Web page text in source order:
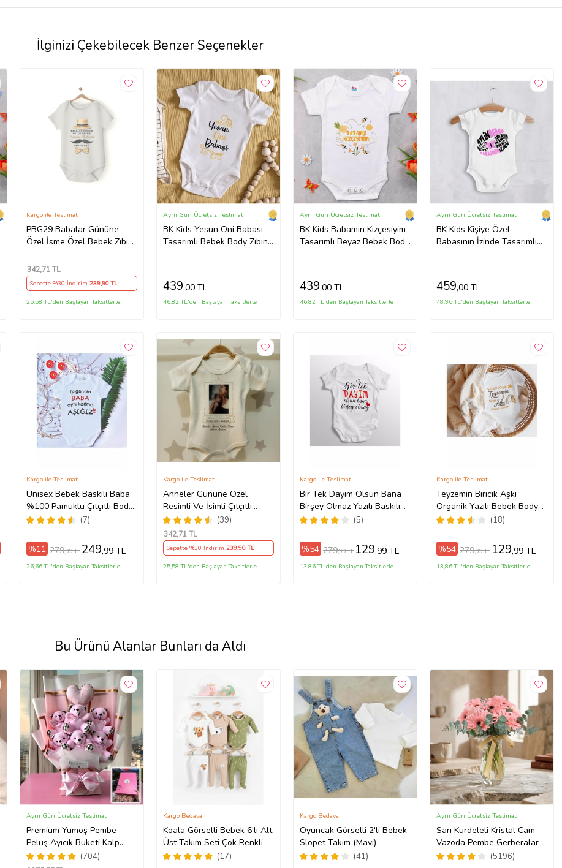
İlginizi Çekebilecek Benzer Seçenekler
PBG29 Babalar Gününe
Özel İsme Özel Bebek Zıbın
Kargo ile Teslimat
342,71 TL
Sepette %30 İndirim 239,90 TL
25,58 TL'den Başlayan Taksitlerle
BK Kids Yesun Oni Babası
Tasarımlı Bebek Body Zıbın -
Aynı Gün Ücretsiz Teslimat
439,00 TL
46,82 TL'den Başlayan Taksitlerle
BK Kids Babamın Kızçesiyim
Tasarımlı Beyaz Bebek Body
Aynı Gün Ücretsiz Teslimat
439,00 TL
46,82 TL'den Başlayan Taksitlerle
BK Kids Kişiye Özel
Babasının İzinde Tasarımlı
Aynı Gün Ücretsiz Teslimat
459,00 TL
48,96 TL'den Başlayan Taksitlerle
Unisex Bebek Baskılı Baba
%100 Pamuklu Çıtçıtlı Body
Zıbın
(7)
Kargo ile Teslimat
%11 279,99 TL 249,99 TL
26,66 TL'den Başlayan Taksitlerle
Anneler Gününe Özel
Resimli Ve İsimli Çıtçıtlı
Bebek Body B29
(39)
Kargo ile Teslimat
342,71 TL
Sepette %30 İndirim 239,90 TL
25,58 TL'den Başlayan Taksitlerle
Bir Tek Dayım Olsun Bana
Birşey Olmaz Yazılı Baskılı
Bebek Zıbını
(5)
Kargo ile Teslimat
%54 279,99 TL 129,99 TL
13,86 TL'den Başlayan Taksitlerle
Teyzemin Biricik Aşkı
Organik Yazılı Bebek Body
Zıbın
(18)
Kargo ile Teslimat
%54 279,99 TL 129,99 TL
13,86 TL'den Başlayan Taksitlerle
Bu Ürünü Alanlar Bunları da Aldı
Premium Yumoş Pembe
Peluş Ayıcık Buketi Kalp
Yastıklı
(704)
Aynı Gün Ücretsiz Teslimat
Koala Görselli Bebek 6'lı Alt
Üst Takım Seti Çok Renkli
(17)
Kargo Bedava
Oyuncak Görselli 2'li Bebek
Slopet Takım (Mavi)
(41)
Kargo Bedava
Sarı Kurdeleli Kristal Cam
Vazoda Pembe Gerberalar
(5196)
Aynı Gün Ücretsiz Teslimat